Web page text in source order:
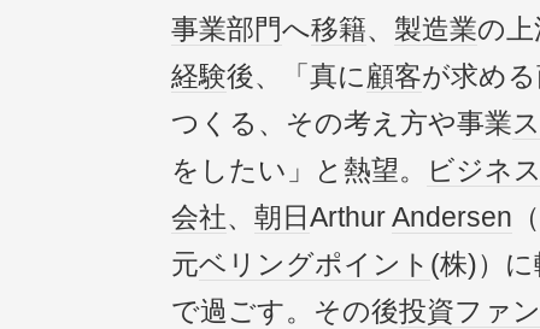
事業部門へ移籍、 製造業の上
経験後、「真に顧客が求め
つくる、その考え方や事業
をしたい」と熱望。
ビジネ
会社、 朝日ArthurAndersen
元ベリングポイント (株)）
で過ごす。その後投資ファ